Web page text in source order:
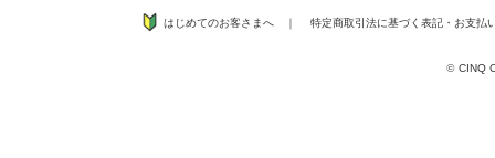
はじめてのお客さまへ ｜ 特定商取引法に基づく表記 ・ お支払
© CINQ